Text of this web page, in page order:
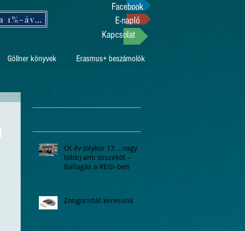
Támogasson adója 1%-ával!
Facebook
E-napló
Kapcsolat
Göllner könyvek Erasmus+ beszámolók
Öt év (olykor 13 ...vagy
több) ami összeköt –
Ballagás a REGI-ben
Zongoristát keresünk